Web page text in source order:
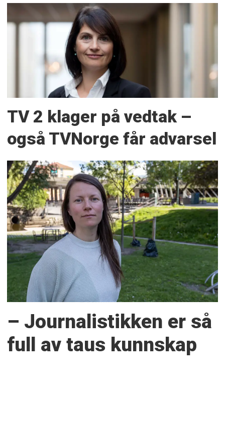
TV 2 klager på vedtak –
også TVNorge får advarsel
– Journalistikken er så
full av taus kunnskap